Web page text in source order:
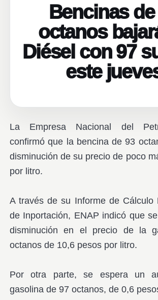
Bencinas de
octanos
Diésel con 97
este
La Empresa Nacional del
confirmó que la bencina de 93
disminución de su precio de poco
por litro.
A través de su Informe de Cálculo
de Inportación, ENAP indicó que
disminución en el precio de la
octanos de 10,6 pesos por litro.
Por otra parte, se espera un
gasolina de 97 octanos, de 0,6